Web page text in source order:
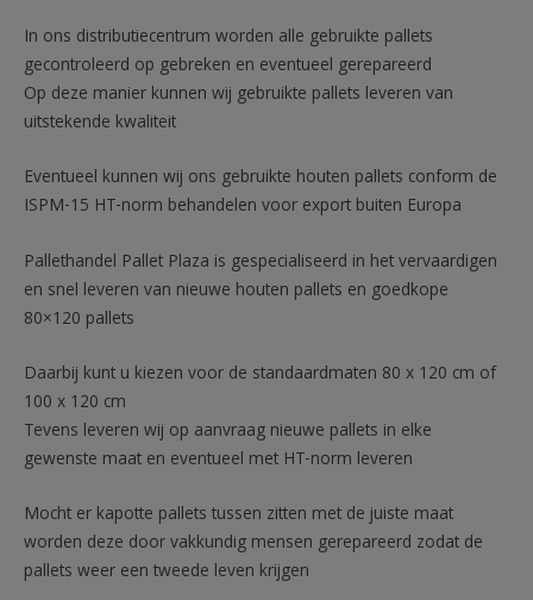
In ons distributiecentrum worden alle gebruikte pallets
gecontroleerd op gebreken en eventueel gerepareerd
Op deze manier kunnen wij gebruikte pallets leveren van
uitstekende kwaliteit
Eventueel kunnen wij ons gebruikte houten pallets conform de
ISPM-15 HT-norm behandelen voor export buiten Europa
Pallethandel Pallet Plaza is gespecialiseerd in het vervaardigen
en snel leveren van nieuwe houten pallets en goedkope
80×120 pallets
Daarbij kunt u kiezen voor de standaardmaten 80 x 120 cm of
100 x 120 cm
Tevens leveren wij op aanvraag nieuwe pallets in elke
gewenste maat en eventueel met HT-norm leveren
Mocht er kapotte pallets tussen zitten met de juiste maat
worden deze door vakkundig mensen gerepareerd zodat de
pallets weer een tweede leven krijgen